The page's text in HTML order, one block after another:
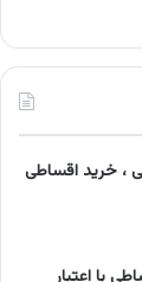
، خرید اقساطی